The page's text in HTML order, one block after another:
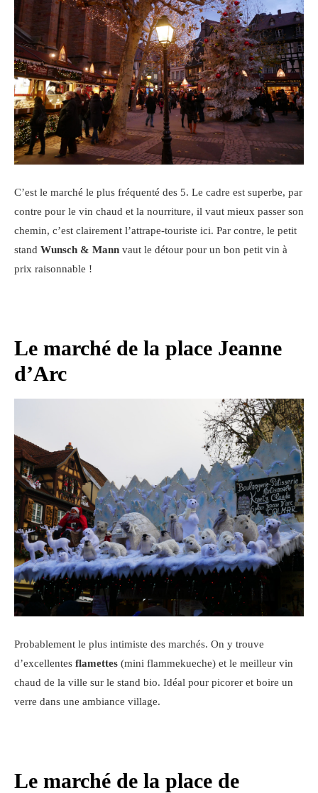
C’est le marché le plus fréquenté des 5. Le cadre est superbe, par
contre pour le vin chaud et la nourriture, il vaut mieux passer son
chemin, c’est clairement l’attrape-touriste ici. Par contre, le petit
stand Wunsch & Mann vaut le détour pour un bon petit vin à
prix raisonnable !
Le marché de la place Jeanne
d’Arc
Probablement le plus intimiste des marchés. On y trouve
d’excellentes flamettes (mini flammekueche) et le meilleur vin
chaud de la ville sur le stand bio. Idéal pour picorer et boire un
verre dans une ambiance village.
Le marché de la place de